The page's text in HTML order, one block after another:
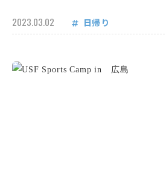
2023.03.02 日帰り